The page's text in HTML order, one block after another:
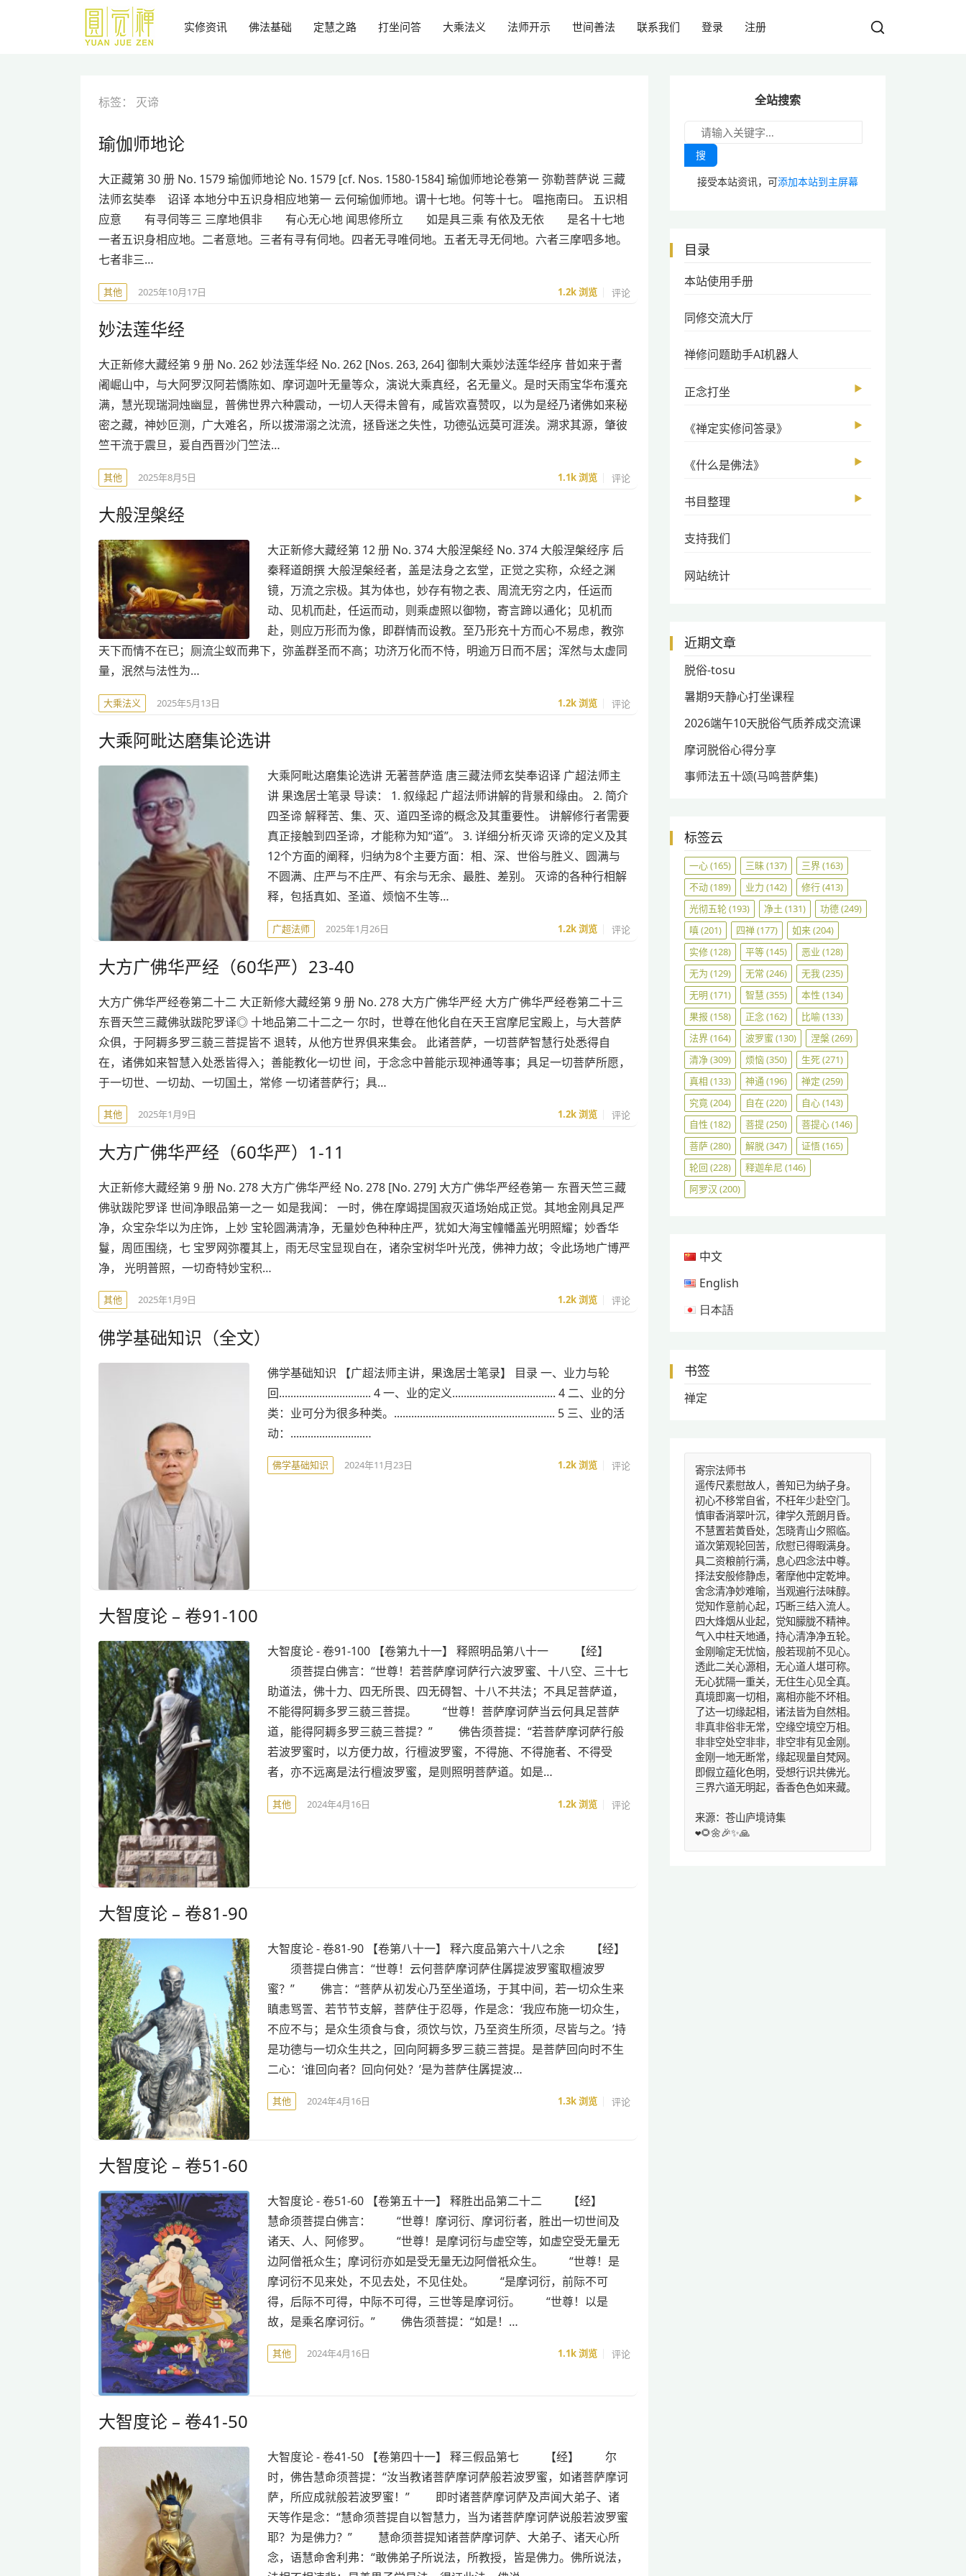
实修资讯 佛法基础 定慧之路 打坐问答 大乘法义 法师开示 世间善法 联系我们 登录 注册
标签： 灭谛
瑜伽师地论
大正藏第 30 册 No. 1579 瑜伽师地论 No. 1579 [cf. Nos. 1580-1584] 瑜伽师地论卷第一 弥勒菩萨说 三藏
法师玄奘奉 诏译 本地分中五识身相应地第一 云何瑜伽师地。谓十七地。何等十七。 嗢拖南曰。 五识相
应意 有寻伺等三 三摩地俱非 有心无心地 闻思修所立 如是具三乘 有依及无依 是名十七地
一者五识身相应地。二者意地。三者有寻有伺地。四者无寻唯伺地。五者无寻无伺地。六者三摩呬多地。
七者非三…
其他 2025年10月17日 1.2k浏览 评论
妙法莲华经
大正新修大藏经第 9 册 No. 262 妙法莲华经 No. 262 [Nos. 263, 264] 御制大乘妙法莲华经序 昔如来于耆
阇崛山中，与大阿罗汉阿若憍陈如、摩诃迦叶无量等众，演说大乘真经，名无量义。是时天雨宝华布濩充
满，慧光现瑞洞烛幽显，普佛世界六种震动，一切人天得未曾有，咸皆欢喜赞叹，以为是经乃诸佛如来秘
密之藏，神妙叵测，广大难名，所以拔滞溺之沈流，拯昏迷之失性，功德弘远莫可涯涘。溯求其源，肇彼
竺干流于震旦，爰自西晋沙门竺法…
其他 2025年8月5日 1.1k浏览 评论
大般涅槃经
大正新修大藏经第 12 册 No. 374 大般涅槃经 No. 374 大般涅槃经序 后
秦释道朗撰 大般涅槃经者，盖是法身之玄堂，正觉之实称，众经之渊
镜，万流之宗极。其为体也，妙存有物之表、周流无穷之内，任运而
动、见机而赴，任运而动，则乘虚照以御物，寄言蹄以通化；见机而
赴，则应万形而为像，即群情而设教。至乃形充十方而心不易虑，教弥
天下而情不在已；厕流尘蚁而弗下，弥盖群圣而不高；功济万化而不恃，明逾万日而不居；浑然与太虚同
量，泯然与法性为…
大乘法义 2025年5月13日 1.2k浏览 评论
大乘阿毗达磨集论选讲
大乘阿毗达磨集论选讲 无著菩萨造 唐三藏法师玄奘奉诏译 广超法师主
讲 果逸居士笔录 导读： 1. 叙缘起 广超法师讲解的背景和缘由。 2. 简介
四圣谛 解释苦、集、灭、道四圣谛的概念及其重要性。 讲解修行者需要
真正接触到四圣谛，才能称为知“道”。 3. 详细分析灭谛 灭谛的定义及其
12个方面的阐释，归纳为8个主要方面：相、深、世俗与胜义、圆满与
不圆满、庄严与不庄严、有余与无余、最胜、差别。 灭谛的各种行相解
释，包括真如、圣道、烦恼不生等…
广超法师 2025年1月26日 1.2k浏览 评论
大方广佛华严经（60华严）23-40
大方广佛华严经卷第二十二 大正新修大藏经第 9 册 No. 278 大方广佛华严经 大方广佛华严经卷第二十三
东晋天竺三藏佛驮跋陀罗译◎ 十地品第二十二之一 尔时，世尊在他化自在天王宫摩尼宝殿上，与大菩萨
众俱，于阿耨多罗三藐三菩提皆不 退转，从他方世界俱来集会。 此诸菩萨，一切菩萨智慧行处悉得自
在，诸佛如来智慧入处悉皆得入；善能教化一切世 间，于念念中普能示现神通等事；具足一切菩萨所愿，
于一切世、一切劫、一切国土，常修 一切诸菩萨行；具…
其他 2025年1月9日 1.2k浏览 评论
大方广佛华严经（60华严）1-11
大正新修大藏经第 9 册 No. 278 大方广佛华严经 No. 278 [No. 279] 大方广佛华严经卷第一 东晋天竺三藏
佛驮跋陀罗译 世间净眼品第一之一 如是我闻： 一时，佛在摩竭提国寂灭道场始成正觉。其地金刚具足严
净，众宝杂华以为庄饰，上妙 宝轮圆满清净，无量妙色种种庄严，犹如大海宝幢幡盖光明照耀；妙香华
鬘，周匝围绕，七 宝罗网弥覆其上，雨无尽宝显现自在，诸杂宝树华叶光茂，佛神力故；令此场地广博严
净， 光明普照，一切奇特妙宝积…
其他 2025年1月9日 1.2k浏览 评论
佛学基础知识（全文）
佛学基础知识 【广超法师主讲，果逸居士笔录】 目录 一、业力与轮
回................................ 4 一、业的定义.................................... 4 二、业的分
类：业可分为很多种类。........................................................ 5 三、业的活
动：.........................…
佛学基础知识 2024年11月23日 1.2k浏览 评论
大智度论 – 卷91-100
大智度论 - 卷91-100 【卷第九十一】 释照明品第八十一 【经】
须菩提白佛言：“世尊！若菩萨摩诃萨行六波罗蜜、十八空、三十七
助道法，佛十力、四无所畏、四无碍智、十八不共法；不具足菩萨道，
不能得阿耨多罗三藐三菩提。 “世尊！菩萨摩诃萨当云何具足菩萨
道，能得阿耨多罗三藐三菩提？” 佛告须菩提：“若菩萨摩诃萨行般
若波罗蜜时，以方便力故，行檀波罗蜜，不得施、不得施者、不得受
者，亦不远离是法行檀波罗蜜，是则照明菩萨道。如是…
其他 2024年4月16日 1.2k浏览 评论
大智度论 – 卷81-90
大智度论 - 卷81-90 【卷第八十一】 释六度品第六十八之余 【经】
须菩提白佛言：“世尊！云何菩萨摩诃萨住羼提波罗蜜取檀波罗
蜜？” 佛言：“菩萨从初发心乃至坐道场，于其中间，若一切众生来
瞋恚骂詈、若节节支解，菩萨住于忍辱，作是念：‘我应布施一切众生，
不应不与；是众生须食与食，须饮与饮，乃至资生所须，尽皆与之。’持
是功德与一切众生共之，回向阿耨多罗三藐三菩提。是菩萨回向时不生
二心：‘谁回向者？回向何处？’是为菩萨住羼提波…
其他 2024年4月16日 1.3k浏览 评论
大智度论 – 卷51-60
大智度论 - 卷51-60 【卷第五十一】 释胜出品第二十二 【经】
慧命须菩提白佛言： “世尊！摩诃衍、摩诃衍者，胜出一切世间及
诸天、人、阿修罗。 “世尊！是摩诃衍与虚空等，如虚空受无量无
边阿僧祇众生；摩诃衍亦如是受无量无边阿僧祇众生。 “世尊！是
摩诃衍不见来处，不见去处，不见住处。 “是摩诃衍，前际不可
得，后际不可得，中际不可得，三世等是摩诃衍。 “世尊！以是
故，是乘名摩诃衍。” 佛告须菩提：“如是！…
其他 2024年4月16日 1.1k浏览 评论
大智度论 – 卷41-50
大智度论 - 卷41-50 【卷第四十一】 释三假品第七 【经】 尔
时，佛告慧命须菩提：“汝当教诸菩萨摩诃萨般若波罗蜜，如诸菩萨摩诃
萨，所应成就般若波罗蜜！” 即时诸菩萨摩诃萨及声闻大弟子、诸
天等作是念：“慧命须菩提自以智慧力，当为诸菩萨摩诃萨说般若波罗蜜
耶？为是佛力？” 慧命须菩提知诸菩萨摩诃萨、大弟子、诸天心所
念，语慧命舍利弗：“敢佛弟子所说法，所教授，皆是佛力。佛所说法，
全站搜索
搜
接受本站资讯，可添加本站到主屏幕
目录
本站使用手册
同修交流大厅
禅修问题助手AI机器人
正念打坐 ▶
《禅定实修问答录》 ▶
《什么是佛法》 ▶
书目整理 ▶
支持我们
网站统计
近期文章
脱俗-tosu
暑期9天静心打坐课程
2026端午10天脱俗气质养成交流课
摩诃脱俗心得分享
事师法五十颂(马鸣菩萨集)
标签云
一心(165) 三昧(137) 三界(163)
不动(189) 业力 (142) 修行(413)
光彻五轮(193) 净土 (131) 功德(249)
嗔(201) 四禅(177) 如来(204)
实修(128) 平等(145) 恶业 (128)
无为 (129) 无常 (246) 无我(235)
无明 (171) 智慧 (355) 本性 (134)
果报 (158) 正念(162) 比喻(133)
法界(164) 波罗蜜 (130) 涅槃(269)
清净(309) 烦恼(350) 生死(271)
真相 (133) 神通 (196) 禅定 (259)
究竟(204) 自在(220) 自心(143)
自性 (182) 菩提(250) 菩提心(146)
菩萨(280) 解脱(347) 证悟(165)
轮回 (228) 释迦牟尼 (146)
阿罗汉 (200)
中文
English
日本語
书签
禅定
寄宗法师书
遥传尺素慰故人，善知已为纳子身。
初心不移常自省，不枉年少赴空门。
慎审香消翠叶沉，律学久荒朗月昏。
不慧置若黄昏处，怎晓青山夕照临。
道次第观轮回苦，欣慰已得暇满身。
具二资粮前行满，息心四念法中尊。
择法安般修静虑，奢摩他中定乾坤。
舍念清净妙难喻，当观遍行法味醇。
觉知作意前心起，巧断三结入流人。
四大烽烟从业起，觉知朦胧不精神。
气入中柱天地通，持心清净净五轮。
金刚喻定无忧恼，般若现前不见心。
透此二关心源相，无心道人堪可称。
无心犹隔一重关，无住生心见全真。
真境即离一切相，离相亦能不坏相。
了达一切缘起相，诸法皆为自然相。
非真非俗非无常，空缘空境空万相。
非非空处空非非，非空非有见金刚。
金刚一地无断常，缘起现量自梵网。
即假立蕴化色明，受想行识共佛光。
三界六道无明起，香香色色如来藏。
来源：苍山庐境诗集
❤️🌻🌼🎉✨🙏